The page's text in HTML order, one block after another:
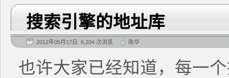
搜索引擎的地址库
2012年05月17日 6,204 次浏览 陈华
也许大家已经知道，每一